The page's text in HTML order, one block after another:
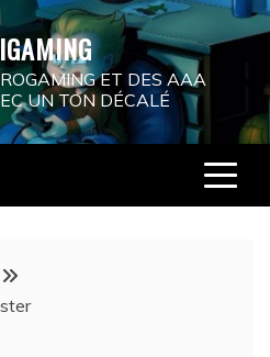
ET DES AAA
UN TON DÉCALÉ